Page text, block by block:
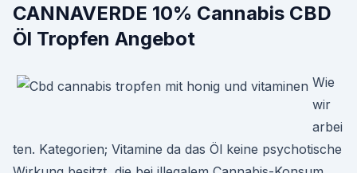
CANNAVERDE 10% Cannabis CBD
Öl Tropfen Angebot
Wie
wir
arbei
ten. Kategorien; Vitamine da das Öl keine psychotische